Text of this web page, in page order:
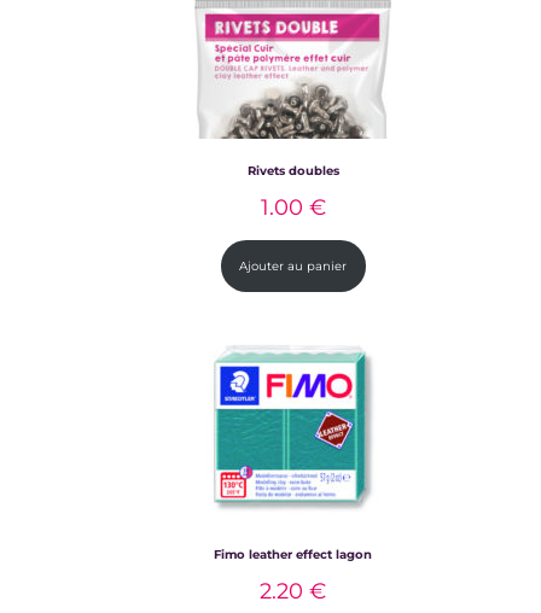
Rivets doubles
1.00 €
Ajouter au panier
Fimo leather effect lagon
2.20€